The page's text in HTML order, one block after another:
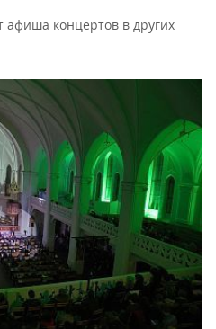
афиша концертов в других